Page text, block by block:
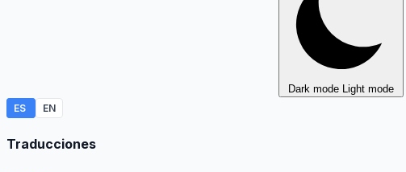
Dark mode Light mode
ES
EN
Traducciones